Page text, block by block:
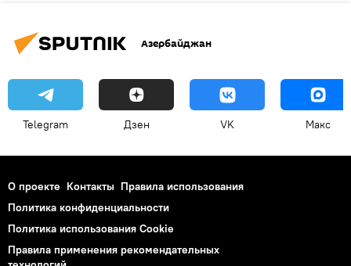
Азербайджан
Telegram Дзен VK Макс
О проекте Контакты Правила использования
Политика конфиденциальности
Политика использования Cookie
Правила применения рекомендательных